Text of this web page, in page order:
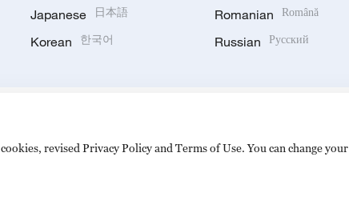
Japanese 日本語
Korean 한국어
Romanian Română
Russian Русский
revised Privacy Policy and Terms of Use. You can change your